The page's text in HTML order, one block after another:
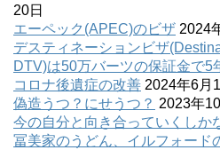
20日
エーペック(APEC)のビザ 2024
デスティネーションビザ
DTV)は50万バーツの保証金で5
コロナ後遺症の改善 2024年6月
偽造うつ？にせうつ？ 2023年
今の自分と向き合っていくしか
冨美家のうどん、イルフォード